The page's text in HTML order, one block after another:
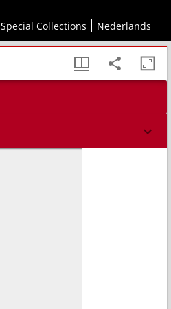
Special Collections Nederlands